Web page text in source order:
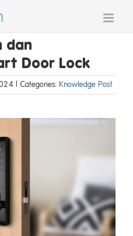
dan
Door Lock
| Categories:Knowledge Post